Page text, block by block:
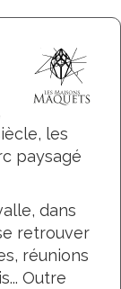
les
paysagé
dans
retrouver
réunions
Outre